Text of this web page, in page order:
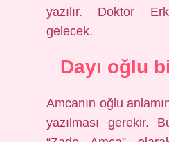
yazılır. Doktor
gelecek.
Dayı oğlu
Amcanın oğlu
yazılması gerekir.